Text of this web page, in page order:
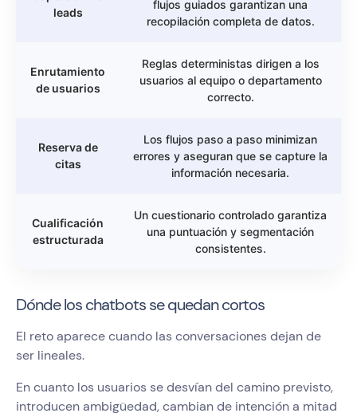
leads
flujos guiados garantizan una
recopilación completa de datos.
Enrutamiento
de usuarios
Reglas deterministas dirigen a los
usuarios al equipo o departamento
correcto.
Reserva de
citas
Los flujos paso a paso minimizan
errores y aseguran que se capture la
información necesaria.
Cualificación
estructurada
Un cuestionario controlado garantiza
una puntuación y segmentación
consistentes.
Dónde los chatbots se quedan cortos
El reto aparece cuando las conversaciones dejan de
ser lineales.
En cuanto los usuarios se desvían del camino previsto,
introducen ambigüedad, cambian de intención a mitad